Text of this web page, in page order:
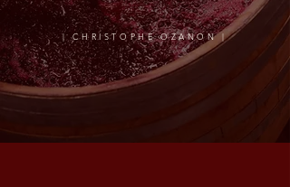
| CHRISTOPHE OZANON |